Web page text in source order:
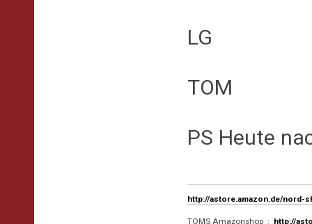
LG
TOM
PS Heute
http://astore.amazon.de/nord-
TOMS Amazonshop : http://